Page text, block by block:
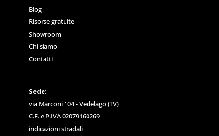
Blog
Risorse gratuite
Showroom
Chi siamo
Contatti
Sede:
via Marconi 104 - Vedelago (TV)
C.F. e P.IVA 02079160269
indicazioni stradali